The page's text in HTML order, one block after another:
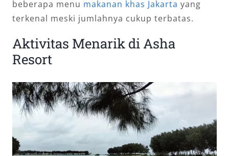
beberapa menu makanan khas Jakarta yang
terkenal meski jumlahnya cukup terbatas.
Aktivitas Menarik di Asha
Resort